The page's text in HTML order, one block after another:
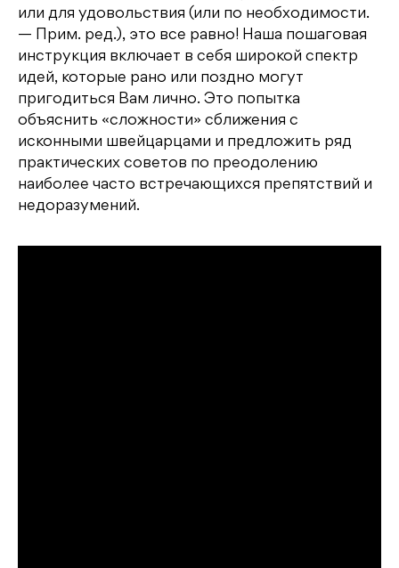
или для удовольствия (или по необходимости.
— Прим. ред.), это все равно! Наша пошаговая
инструкция включает в себя широкой спектр
идей, которые рано или поздно могут
пригодиться Вам лично. Это попытка
объяснить «сложности» сближения с
исконными швейцарцами и предложить ряд
практических советов по преодолению
наиболее часто встречающихся препятствий и
недоразумений.